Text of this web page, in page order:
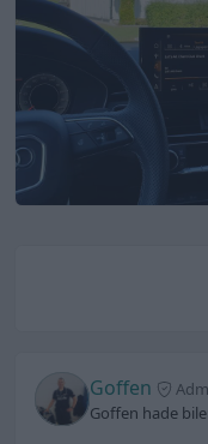
Goffen
Goffen hade